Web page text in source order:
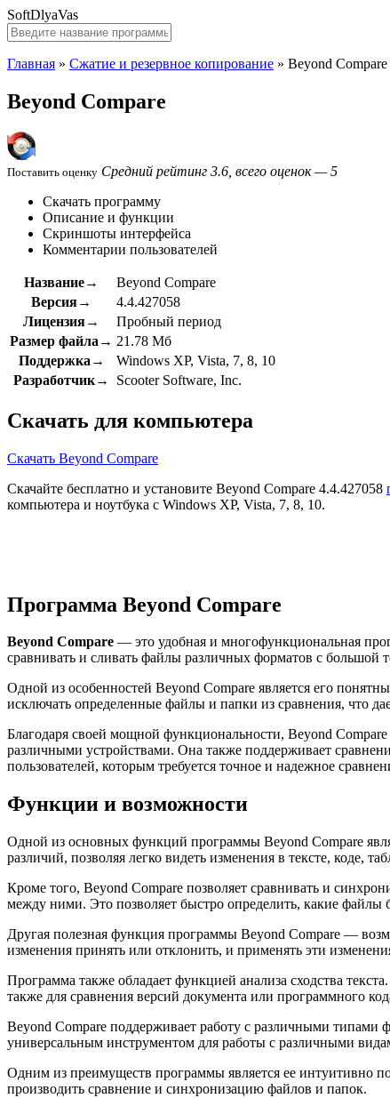
SoftDlyaVas
Главная » Сжатие и резервное копирование » Beyond Compare
Beyond Compare
Поставить оценку Средний рейтинг 3.6, всего оценок — 5
Скачать программу
Описание и функции
Скриншоты интерфейса
Комментарии пользователей
Название→
Beyond Compare
Версия→
4.4.427058
Лицензия→
Пробный период
Размер файла→ 21.78 Мб
Поддержка→
Windows XP, Vista, 7, 8, 10
Разработчик→
Scooter Software, Inc.
Скачать для компьютера
Скачать Beyond Compare
Скачайте бесплатно и установите Beyond Compare 4.4.427058
компьютера и ноутбука с Windows XP, Vista, 7, 8, 10.
Программа Beyond Compare
Beyond Compare — это удобная и многофункциональная
сравнивать и сливать файлы различных форматов с большой
Одной из особенностей Beyond Compare является его
исключать определенные файлы и папки из сравнения, что
Благодаря своей мощной функциональности, Beyond
различными устройствами. Она также поддерживает
пользователей, которым требуется точное и надежное
Функции и возможности
Одной из основных функций программы Beyond Compare
различий, позволяя легко видеть изменения в тексте, коде,
Кроме того, Beyond Compare позволяет сравнивать и
между ними. Это позволяет быстро определить, какие
Другая полезная функция программы Beyond Compare —
изменения принять или отклонить, и применять эти
Программа также обладает функцией анализа сходства
также для сравнения версий документа или программного
Beyond Compare поддерживает работу с различными
универсальным инструментом для работы с различными
Одним из преимуществ программы является ее интуитивно
производить сравнение и синхронизацию файлов и папок.